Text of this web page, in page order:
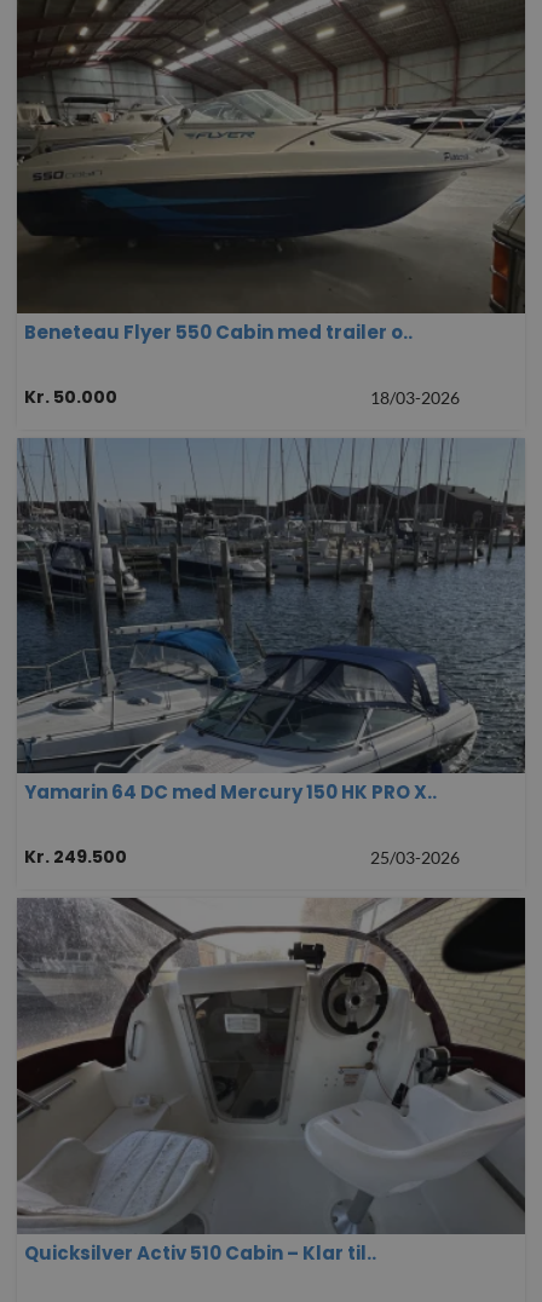
Beneteau Flyer 550 Cabin med trailer o..
Kr. 50.000 18/03-2026
Yamarin 64 DC med Mercury 150 HK PRO X..
Kr. 249.500 25/03-2026
Quicksilver Activ 510 Cabin – Klar til..